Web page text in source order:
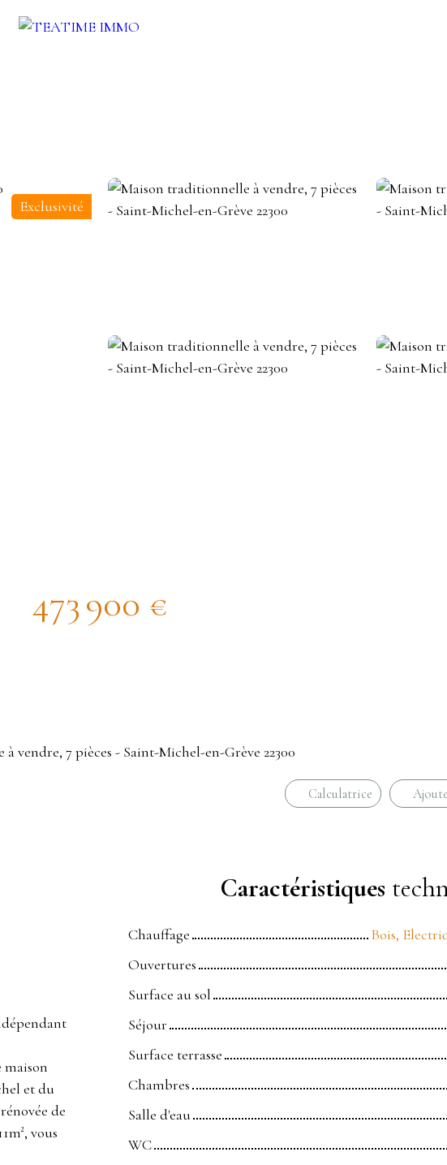
AUTRES SERVICES DEVENIR CONSEILLER
Exclusivité
473 900 €
vendre, 7 pièces - Saint-Michel-en-Grève 22300
Calculatrice
maison
et du
de
vous
Caractéristiques
Chauffage
Bois,
Ouvertures
Surface au sol
Séjour
Surface terrasse
Chambres
Salle d'eau
WC